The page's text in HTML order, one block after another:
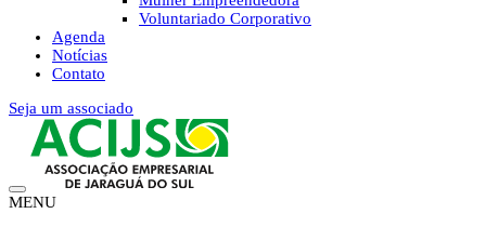
Voluntariado Corporativo
Agenda
Notícias
Contato
Seja um associado
MENU